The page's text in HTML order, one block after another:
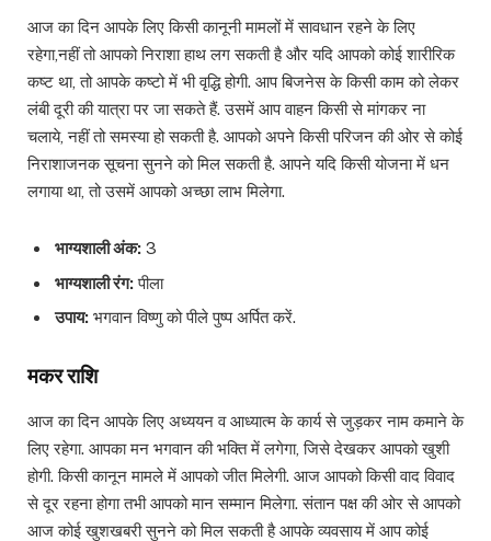
आज का दिन आपके लिए किसी कानूनी मामलों में सावधान रहने के लिए
रहेगा,नहीं तो आपको निराशा हाथ लग सकती है और यदि आपको कोई शारीरिक
कष्ट था, तो आपके कष्टो में भी वृद्धि होगी. आप बिजनेस के किसी काम को लेकर
लंबी दूरी की यात्रा पर जा सकते हैं. उसमें आप वाहन किसी से मांगकर ना
चलाये, नहीं तो समस्या हो सकती है. आपको अपने किसी परिजन की ओर से कोई
निराशाजनक सूचना सुनने को मिल सकती है. आपने यदि किसी योजना में धन
लगाया था, तो उसमें आपको अच्छा लाभ मिलेगा.
भाग्यशाली अंक: 3
भाग्यशाली रंग:पीला
उपाय: भगवान विष्णु को पीले पुष्प अर्पित करें.
मकर राशि
आज का दिन आपके लिए अध्ययन व आध्यात्म के कार्य से जुड़कर नाम कमाने के
लिए रहेगा. आपका मन भगवान की भक्ति में लगेगा, जिसे देखकर आपको खुशी
होगी. किसी कानून मामले में आपको जीत मिलेगी. आज आपको किसी वाद विवाद
से दूर रहना होगा तभी आपको मान सम्मान मिलेगा. संतान पक्ष की ओर से आपको
आज कोई खुशखबरी सुनने को मिल सकती है आपके व्यवसाय में आप कोई